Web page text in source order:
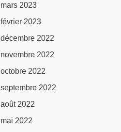
mars 2023
février 2023
décembre 2022
novembre 2022
octobre 2022
septembre 2022
août 2022
mai 2022